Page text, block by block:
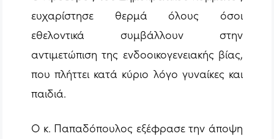
ευχαρίστησε θερμά όλους όσοι
εθελοντικά συμβάλλουν στην
αντιμετώπιση της ενδοοικογενειακής βίας,
που πλήττει κατά κύριο λόγο γυναίκες και
παιδιά.
Ο κ. Παπαδόπουλος εξέφρασε την άποψη